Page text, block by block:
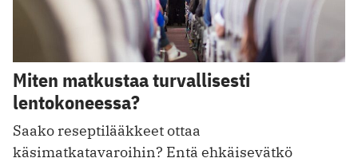
Miten matkustaa turvallisesti
lentokoneessa?
Saako reseptilääkkeet ottaa
käsimatkatavaroihin? Entä ehkäisevätkö